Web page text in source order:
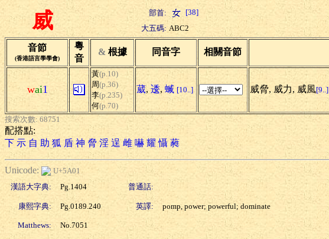
威 部首: [38]
大五碼: ABC2
音節
(香港語言學學會)
粵
音
& 根據 同音字 相關音節
wai1
黃(p.10)
周(p.36)
李(p.235)
何(p.70)
葳, 逶, 蝛 [10..] 威脅, 威力, 威風[9..]
搜索次數: 68751
配搭點:
下 示 自 助 狐 盾 神 脅 淫 逞 雌 嚇 耀 懾 蕤
Unicode:
U+5A01
漢語大字典:
Pg.1404 普通話:
康熙字典: Pg.0189.240 英譯: pomp, power; powerful; dominate
Matthews: No.7051